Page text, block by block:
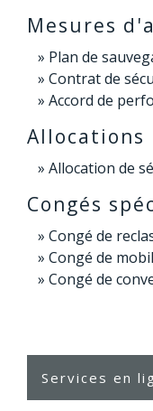
Mesures
Plan de
Contrat de
Accord de
Allocations
Allocation de
Congés
Congé de
Congé de
Congé de
Services en